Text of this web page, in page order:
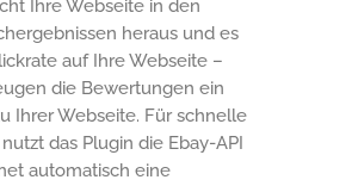
Ihre Webseite in den
heraus und es
auf Ihre Webseite –
die Bewertungen ein
Ihrer Webseite. Für schnelle
das Plugin die Ebay-API
automatisch eine